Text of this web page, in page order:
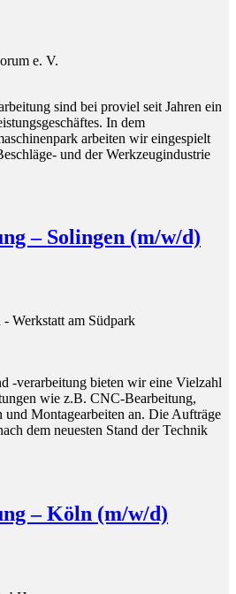
e. V.
sind bei proviel seit Jahren ein
In dem
arbeiten wir eingespielt
und der Werkzeugindustrie
– Solingen (m/w/d)
Werkstatt am Südpark
-verarbeitung bieten wir eine Vielzahl
wie z.B. CNC-Bearbeitung,
und Montagearbeiten an. Die Aufträge
dem neuesten Stand der Technik
– Köln (m/w/d)